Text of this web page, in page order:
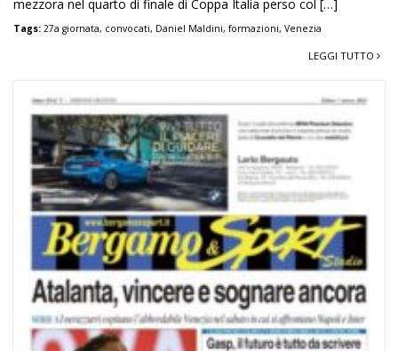
mezzora nel quarto di finale di Coppa Italia perso col […]
Tags: 27a giornata, convocati, Daniel Maldini, formazioni, Venezia
LEGGI TUTTO